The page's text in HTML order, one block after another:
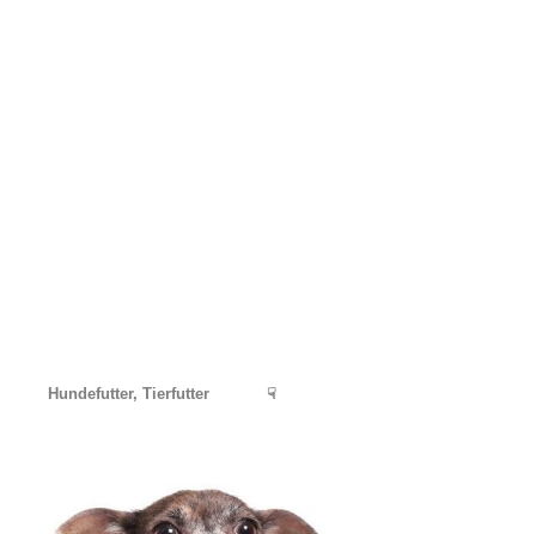
Hundefutter, Tierfutter ☟